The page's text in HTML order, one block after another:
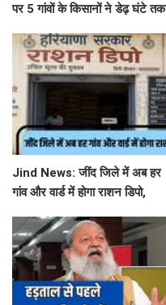
पर 5 गांवों के किसानों ने डेढ़ घंटे तक
Jind News: जींद जिले में अब हर
गांव और वार्ड में होगा राशन डिपो,
प्राथमिकता